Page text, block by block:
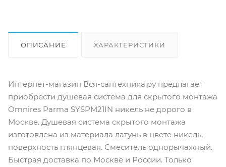
ОПИСАНИЕ ХАРАКТЕРИСТИКИ
Интернет-магазин Вся-сантехника.ру предлагает
приобрести душевая система для скрытого монтажа
Omnires Parma SYSPM21IN никель не дорого в
Москве. Душевая система скрытого монтажа
изготовлена из материала латунь в цвете никель,
поверхность глянцевая. Смеситель однорычажный.
Быстрая доставка по Москве и России. Только